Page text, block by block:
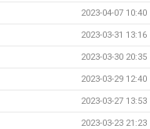
2023-04-07 10:40
2023-03-31 13:16
2023-03-30 20:35
2023-03-29 12:40
2023-03-27 13:53
2023-03-23 21:23